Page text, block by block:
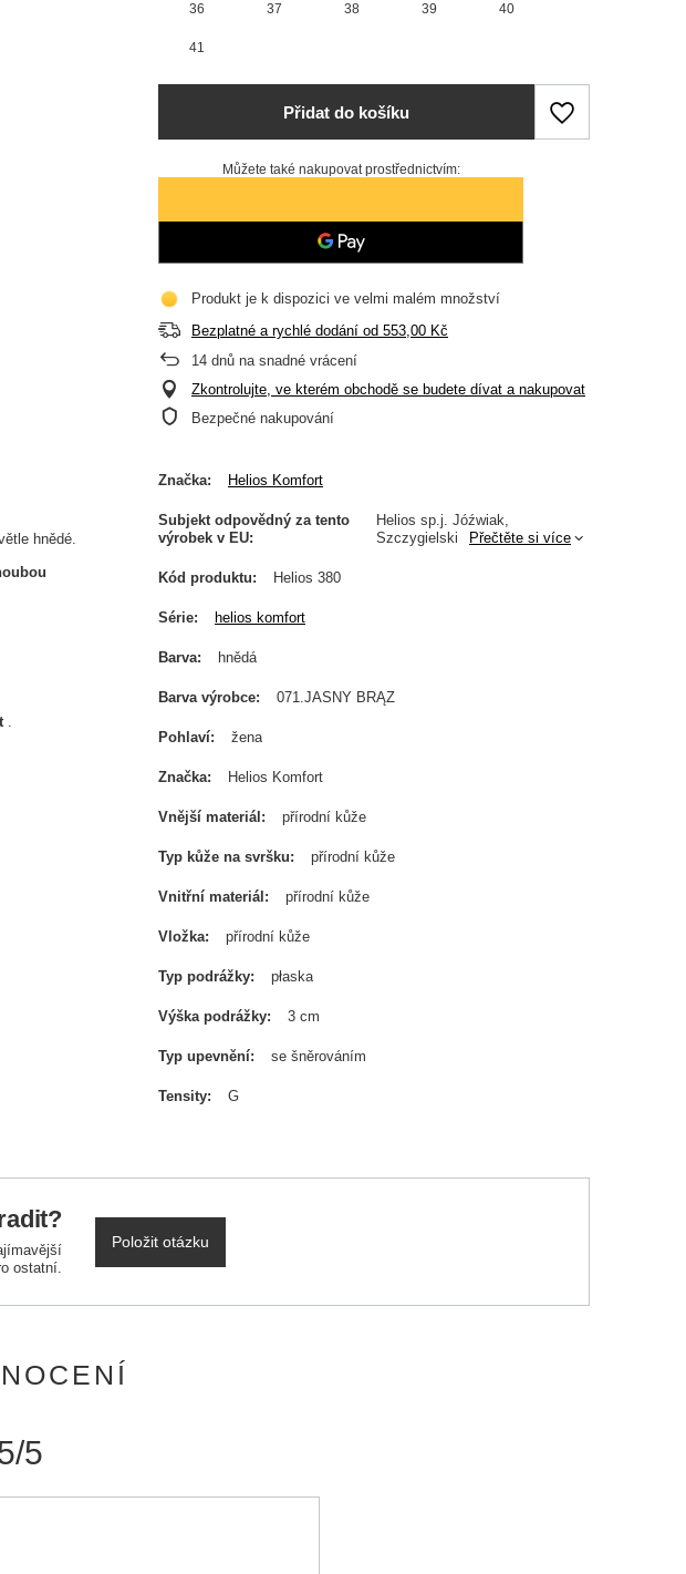
36 37 38 39 40
41
Přidat do košíku
Můžete také nakupovat prostřednictvím:
Produkt je k dispozici ve velmi malém množství
Bezplatné a rychlé dodání od553,00 Kč
14 dnů na snadné vrácení
Zkontrolujte, ve kterém obchodě se budete dívat a nakupovat
Bezpečné nakupování
hnědé.
.
Značka Helios Komfort
Subjekt odpovědný za tento
výrobek v EU
Helios sp.j. Jóźwiak,
Szczygielski
Přečtěte si více
Kód produktu Helios 380
Série helios komfort
Barva hnědá
Barva výrobce 071.JASNY BRĄZ
Pohlaví žena
Značka Helios Komfort
Vnější materiál přírodní kůže
Typ kůže na svršku přírodní kůže
Vnitřní materiál přírodní kůže
Vložka přírodní kůže
Typ podrážky płaska
Výška podrážky 3 cm
Typ upevnění se šněrováním
Tensity G
ostatní.
Položit otázku
5